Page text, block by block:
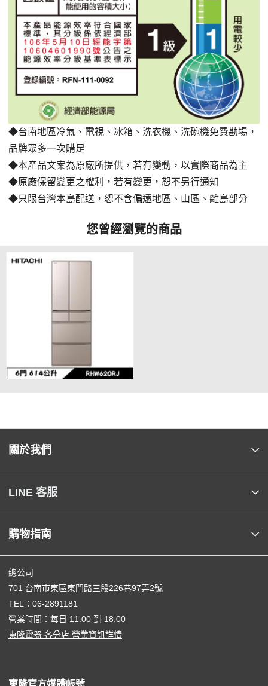
◆台南地區冷氣、電視、冰箱、洗衣機、洗碗機免費勘場 ，
品牌眾多一次購足
◆本產品文案為原廠所提供，若有變動，以實際商品為主
◆原廠保留變更之權利，若有變更，恕不另行通知
◆只限台灣本島配送，恕不含偏遠地區、山區、離島部分
您曾經瀏覽的商品
關於我們
LINE 客服
購物指南
總公司
701 台南市東區東門路三段226巷97弄2號
TEL： 06-2891181
營業時間：每日 11:00 到 18:00
東隆電器 各分店 營業資訊詳情